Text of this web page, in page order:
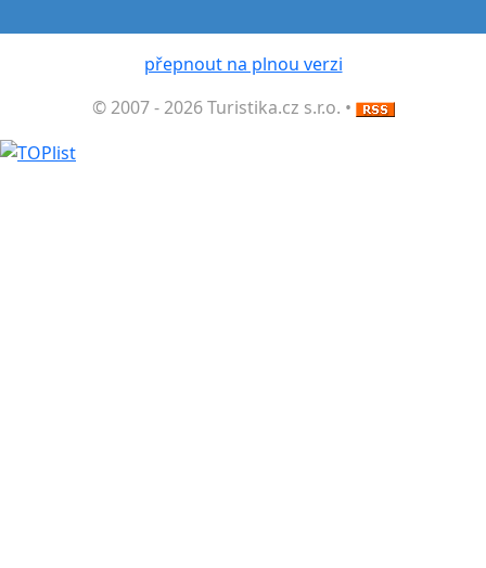
přepnout na plnou verzi
© 2007 - 2026 Turistika.cz s.r.o. •